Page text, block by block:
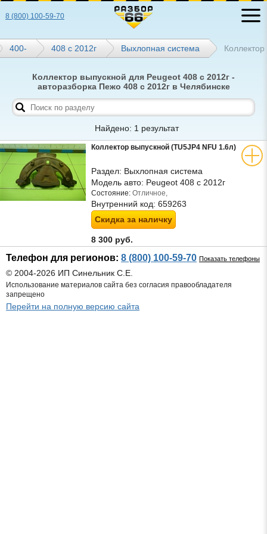
8 (800) 100-59-70
400- 408 с 2012г Выхлопная система
Коллектор выпускной для Peugeot 408 с 2012г -
авторазборка Пежо 408 с 2012г в Челябинске
Найдено: 1 результат
Коллектор выпускной (TU5JP4 NFU 1.6л)
Раздел: Выхлопная система
Модель авто: Peugeot 408 с 2012г
Состояние: Отличное,
Внутренний код: 659263
Скидка за наличку
8 300 руб.
Телефон для регионов: 8 (800) 100-59-70 Показать телефоны
© 2004-2026 ИП Синельник С.Е.
Использование материалов сайта без согласия правообладателя
запрещено
Перейти на полную версию сайта